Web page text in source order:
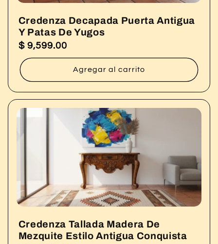
Credenza Decapada Puerta Antigua
Y Patas De Yugos
Precio
habitual
$ 9,599.00
Agregar al carrito
Credenza Tallada Madera De
Mezquite Estilo Antigua Conquista